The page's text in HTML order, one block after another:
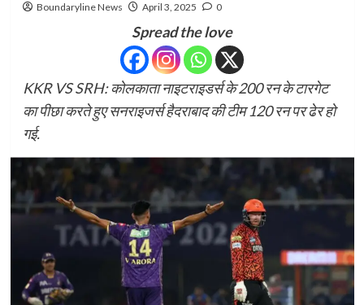
Boundaryline News April 3, 2025 0
Spread the love
KKR VS SRH: कोलकाता नाइटराइडर्स के 200 रन के टारगेट
का पीछा करते हुए सनराइजर्स हैदराबाद की टीम 120 रन पर ढेर हो
गई.